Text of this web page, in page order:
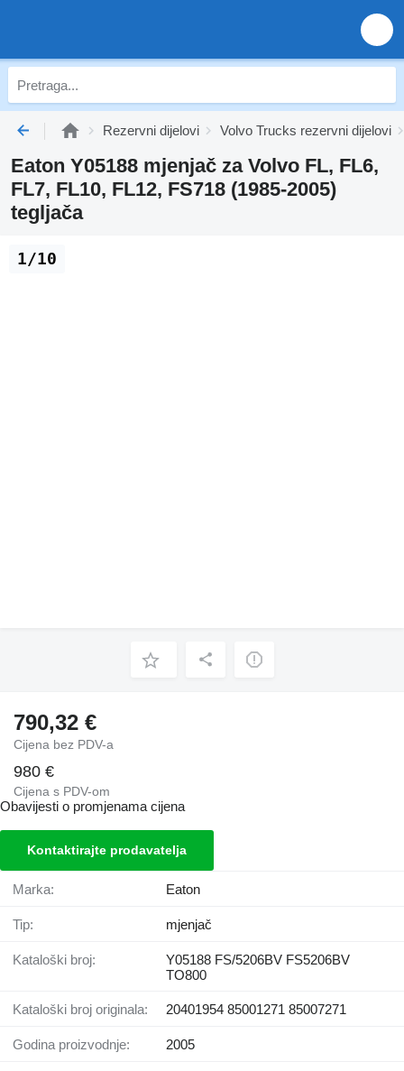
Rezervni dijelovi Volvo Trucks rezervni dijelovi
Eaton Y05188 mjenjač za Volvo FL, FL6,
FL7, FL10, FL12, FS718 (1985-2005)
tegljača
1/10
790,32 €
Cijena bez PDV-a
980 €
Cijena s PDV-om
Obavijesti o promjenama cijena
Kontaktirajte prodavatelja
Marka: Eaton
Tip: mjenjač
Kataloški broj:
Y05188 FS/5206BV FS5206BV
TO800
Kataloški broj originala: 20401954 85001271 85007271
Godina proizvodnje: 2005